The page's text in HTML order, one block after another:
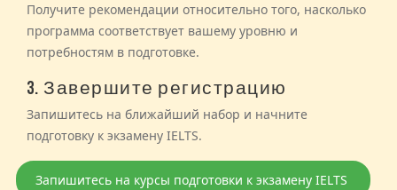
Получите рекомендации относительно того, насколько
программа соответствует вашему уровню и
потребностям в подготовке.
3. Завершите регистрацию
Запишитесь на ближайший набор и начните
подготовку к экзамену IELTS.
Запишитесь на курсы подготовки к экзамену IELTS